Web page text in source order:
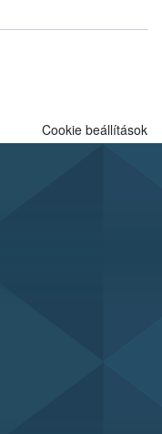
Cookie beállítások